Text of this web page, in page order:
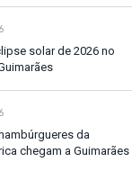
solar de 2026 no
da
chegam a Guimarães